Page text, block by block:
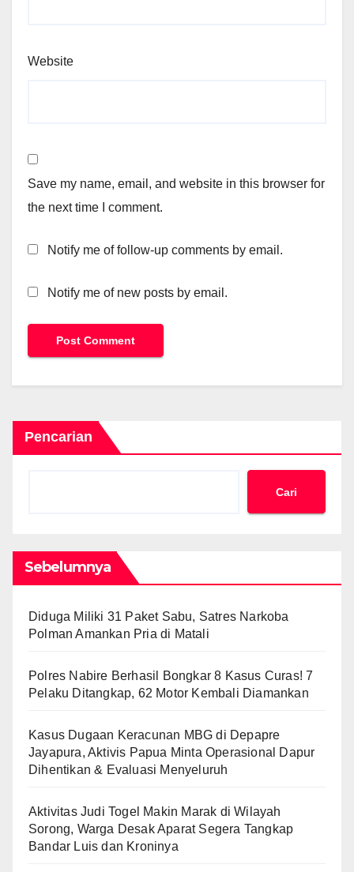
Website
Save my name, email, and website in this browser for
the next time I comment.
Notify me of follow-up comments by email.
Notify me of new posts by email.
Pencarian
Cari
Sebelumnya
Diduga Miliki 31 Paket Sabu, Satres Narkoba
Polman Amankan Pria di Matali
Polres Nabire Berhasil Bongkar 8 Kasus Curas! 7
Pelaku Ditangkap, 62 Motor Kembali Diamankan
Kasus Dugaan Keracunan MBG di Depapre
Jayapura, Aktivis Papua Minta Operasional Dapur
Dihentikan & Evaluasi Menyeluruh
Aktivitas Judi Togel Makin Marak di Wilayah
Sorong, Warga Desak Aparat Segera Tangkap
Bandar Luis dan Kroninya